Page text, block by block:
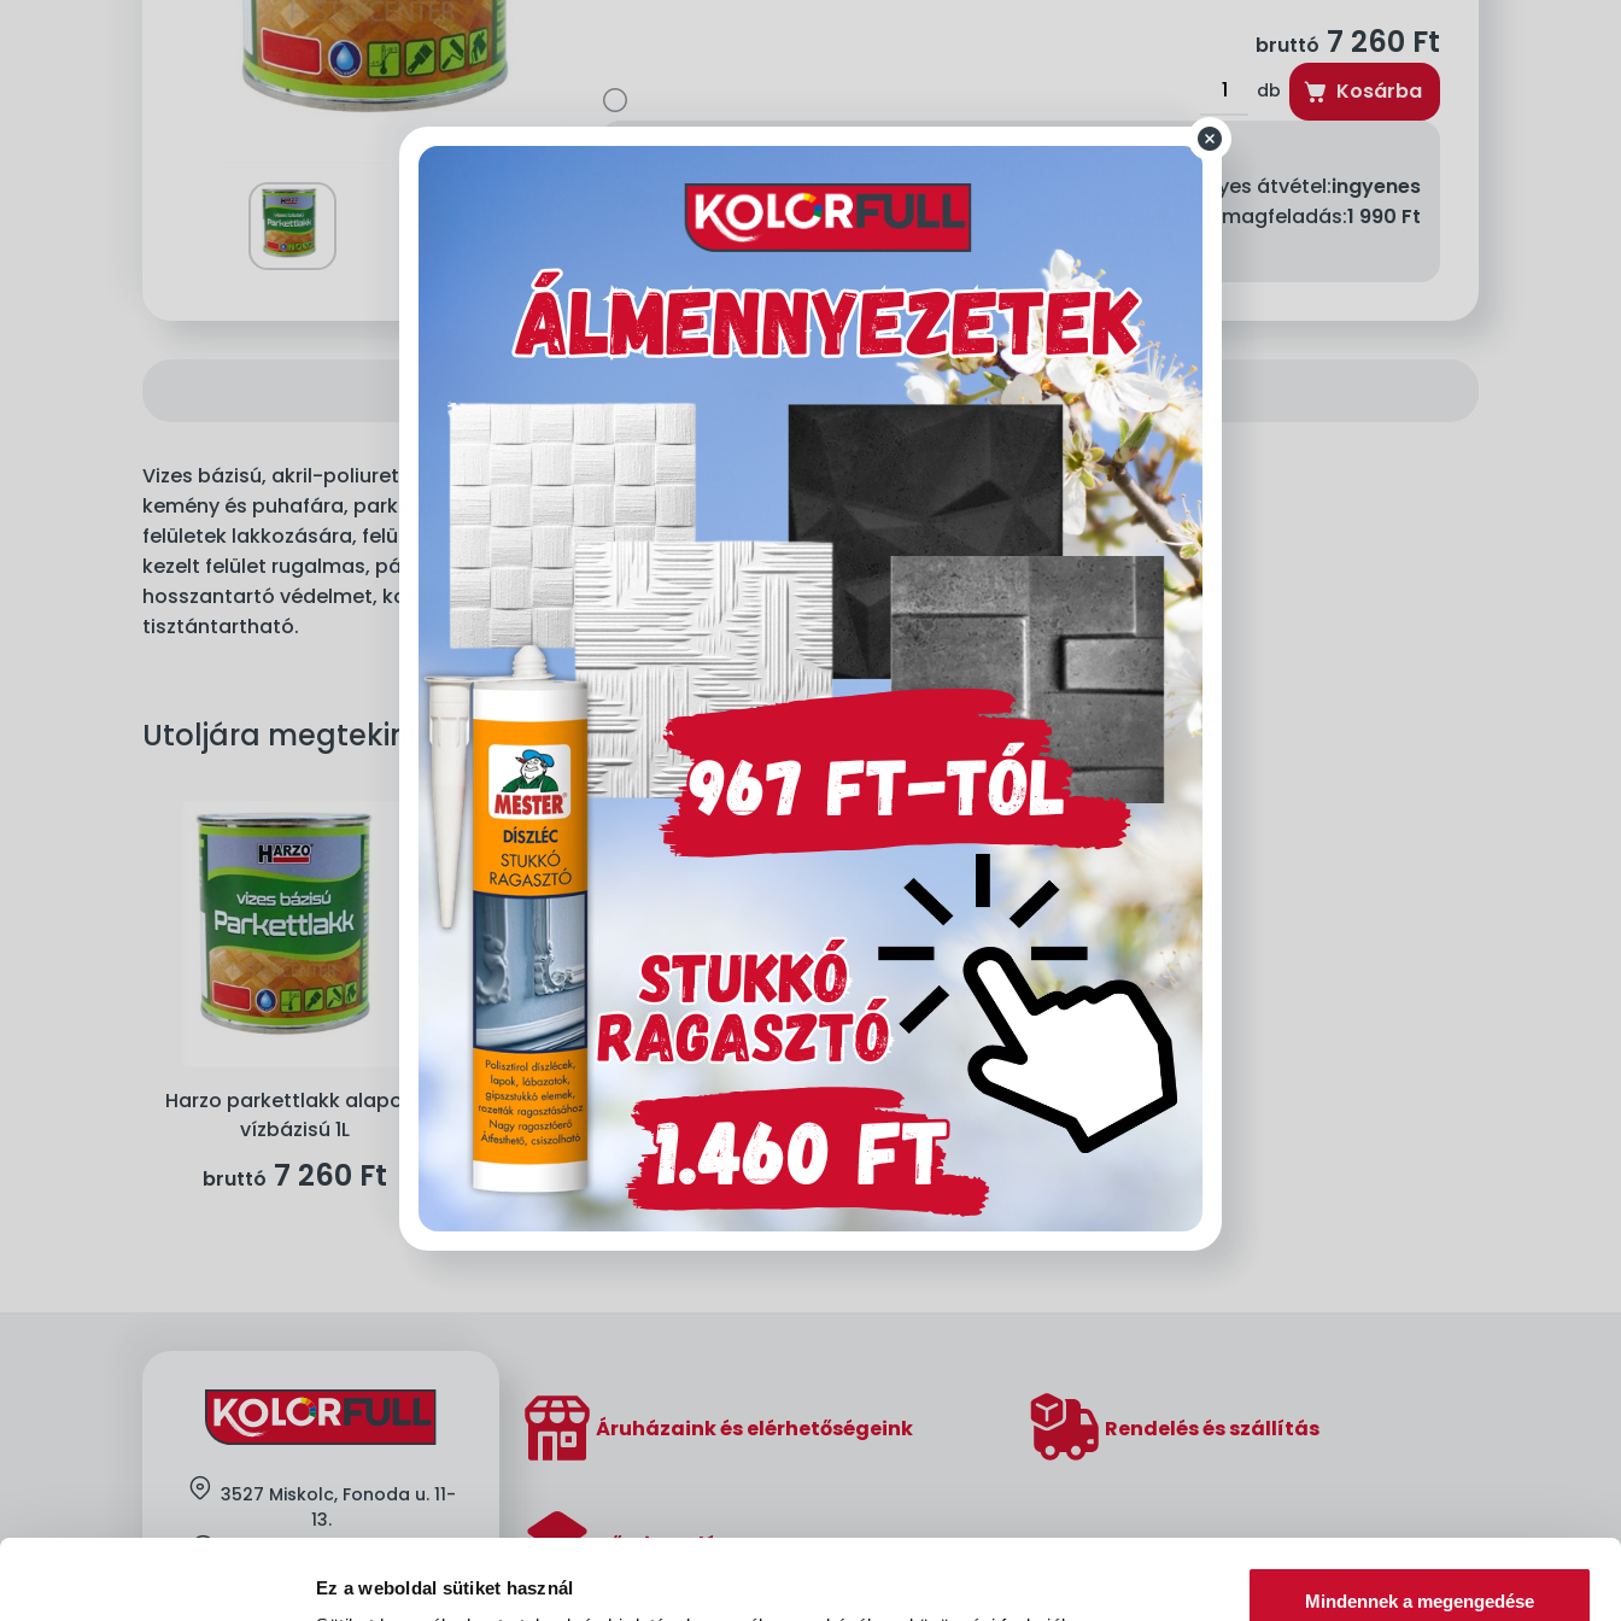
Ez a weboldal sütiket használ
Mindennek a megengedése
bruttó 7 260 Ft
db Kosárba
Szállítási díjak:
Személyes átvétel:ingyenes
Kiszállítás - MPL csomagfeladás:1 990 Ft
Vizes bázisú, akril-poliuretán lakk amely alkalmas bel térben
kemény és puhafára, parketta, bútor, ajtó, lambéria és egyéb fa
felületek lakkozására, felületkezelésére. A HARZO parkettlakkal
kezelt felület rugalmas, pára és légáteresztő, valamint
hosszantartó védelmet, kopásállóságot biztosít és könnyen
tisztántartható.
Utoljára megtekintett termékek
Harzo parkettlakk alapozó
vízbázisú 1L
bruttó 7 260 Ft
Áruházaink és elérhetőségeink Rendelés és szállítás
Hőszigetelés
location 3527 Miskolc, Fonoda u. 11-
13.
clock